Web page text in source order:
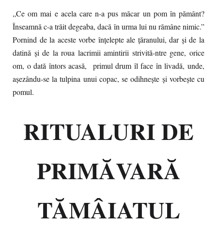
„Ce om mai e acela care n-a pus măcar un pom în pământ?
Înseamnă c-a trăit degeaba, dacă în urma lui nu rămâne nimic.”
Pornind de la aceste vorbe înţelepte ale ţăranului, dar şi de la
datină şi de la roua lacrimii amintirii strivită-ntre gene, orice
om, o dată întors acasă, primul drum îl face în livadă, unde,
aşezându-se la tulpina unui copac, se odihneşte şi vorbeşte cu
pomul.
RITUALURI DE
PRIMĂVARĂ
TĂMÂIATUL